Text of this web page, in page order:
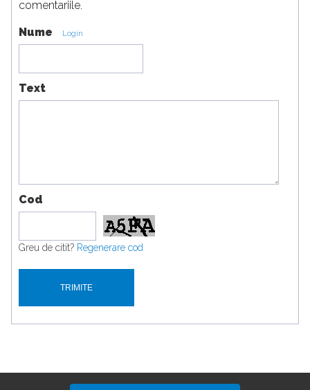
comentariile.
Nume Login
Text
Cod
Greu de citit? Regenerare cod